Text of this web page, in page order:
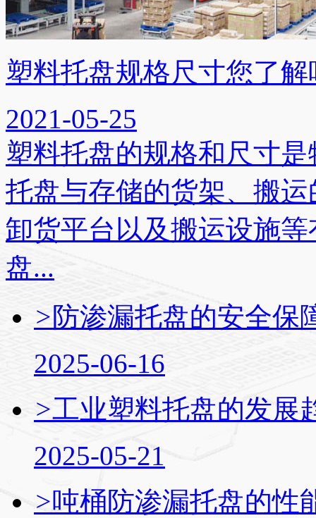
塑料托盘规格尺寸您了解
2021-05-25
塑料托盘的规格和尺寸
托盘与存储的货架、搬
卸货平台以及搬运设施
盘...
>防渗漏托盘的安全保
2025-06-16
>工业塑料托盘的发展
2025-05-21
>吨桶防渗漏托盘的性